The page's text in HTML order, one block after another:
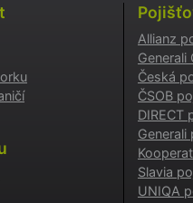
Allianz
Generali
Česká
ČSOB
DIRECT
Generali
Slavia
UNIQA
testing